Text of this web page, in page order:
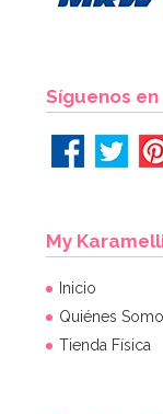
Síguenos en
My
Inicio
Quiénes
Tienda Física